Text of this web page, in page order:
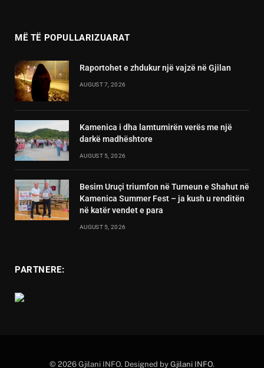
MË TË POPULLARIZUARAT
Raportohet e zhdukur një vajzë në Gjilan
AUGUST 7, 2026
Kamenica i dha lamtumirën verës me një
darkë madhështore
AUGUST 5, 2026
Besim Uruçi triumfon në Turneun e Shahut në
Kamenica Summer Fest – ja kush u renditën
në katër vendet e para
AUGUST 5, 2026
PARTNERE:
© 2026 Gjilani INFO. Designed by Gjilani INFO.